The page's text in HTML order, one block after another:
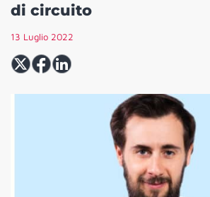
di circuito
13 Luglio 2022